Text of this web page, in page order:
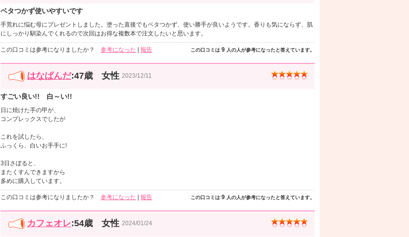
ベタつかず使いやすいです
手荒れに悩む母にプレゼントしました。塗った直後でもベタつかず、使い勝手が良いようです。香りも気にならず、肌
にしっかり馴染んでくれるので次回はお得な複数本で注文したいと思います。
この口コミは 9 人の人が参考になったと答えています。
この口コミは参考になりましたか？ 参考になった | 報告
はなぱんだ:47歳 女性 2023/12/11
すごい良い!! 白～い!!
日に焼けた手の甲が、
コンプレックスでしたが
これを試したら、
ふっくら、白いお手手に!
3日さぼると、
またくすんできますから
多めに購入しています。
この口コミは 9 人の人が参考になったと答えています。
この口コミは参考になりましたか？ 参考になった | 報告
カフェオレ:54歳 女性 2024/01/24